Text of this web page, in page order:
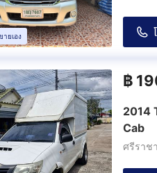
ายเอง
฿
2014
Cab
ศรีราช